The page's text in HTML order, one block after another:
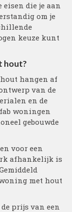
die je aan
om je
keuze kunt
hout?
hangen af
van de
en de
woningen
gebouwde
voor een
afhankelijk is
met hout
prijs van een